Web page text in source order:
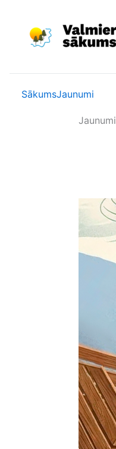
content
SākumsJaunumi
Jaunumi